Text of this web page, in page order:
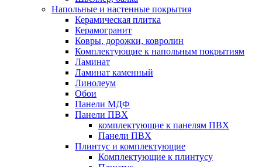
Напольные и настенные покрытия
Керамическая плитка
Керамогранит
Ковры, дорожки, ковролин
Комплектующие к напольным покрытиям
Ламинат
Ламинат каменный
Линолеум
Обои
Панели МДФ
Панели ПВХ
комплектующие к панелям ПВХ
Панели ПВХ
Плинтус и комплектующие
Комплектующие к плинтусу